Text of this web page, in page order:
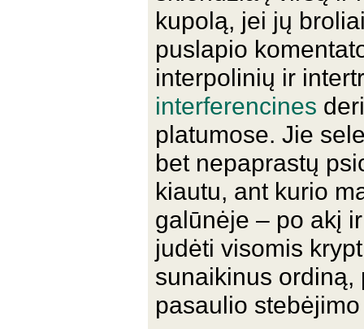
kupolą, jei jų
puslapio
interpolinių ir
interferencines
platumose. Jie
bet nepaprastų
kiautu, ant kurio
galūnėje – po akį
judėti visomis
sunaikinus
pasaulio